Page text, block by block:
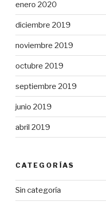
enero 2020
diciembre 2019
noviembre 2019
octubre 2019
septiembre 2019
junio 2019
abril 2019
CATEGORÍAS
Sin categoría